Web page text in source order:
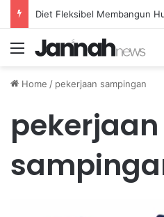
Menu
Home / pekerjaan sampingan
pekerjaan